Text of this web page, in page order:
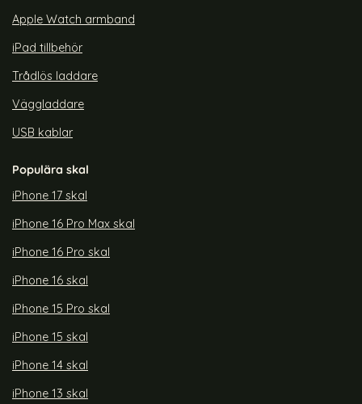
Apple Watch armband
iPad tillbehör
Trådlös laddare
Väggladdare
USB kablar
Populära skal
iPhone 17 skal
iPhone 16 Pro Max skal
iPhone 16 Pro skal
iPhone 16 skal
iPhone 15 Pro skal
iPhone 15 skal
iPhone 14 skal
iPhone 13 skal